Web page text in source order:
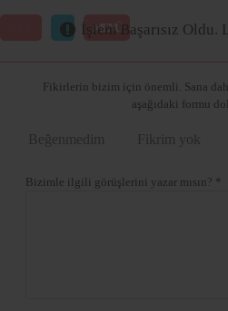
MENÜ
Fikirlerin bizim için önemli. Sana
aşağıdaki formu
Beğenmedim Fikrim yok
Bizimle ilgili görüşlerini yazar mısın? *
İşlem Başarısız Oldu.